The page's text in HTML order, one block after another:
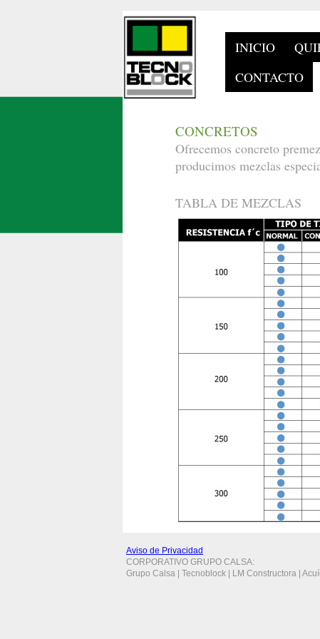
INICIO
CONTACTO
CONCRETOS
Ofrecemos concreto
producimos mezclas
TABLA DE MEZCLAS
Aviso de Privacidad
CORPORATIVO GRUPO CALSA:
Grupo Calsa | Tecnoblock | LM Constructora |